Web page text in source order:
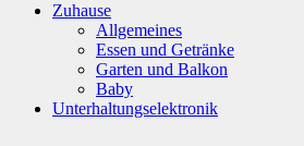
Zuhause
Allgemeines
Essen und Getränke
Garten und Balkon
Baby
Unterhaltungselektronik